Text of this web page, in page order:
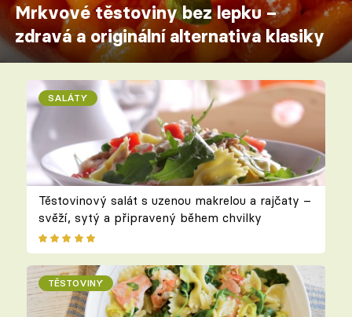
Mrkvové těstoviny bez lepku –
zdravá a originální alternativa klasiky
SALÁTY
Těstovinový salát s uzenou makrelou a rajčaty –
svěží, sytý a připravený během chvilky
TĚSTOVINY